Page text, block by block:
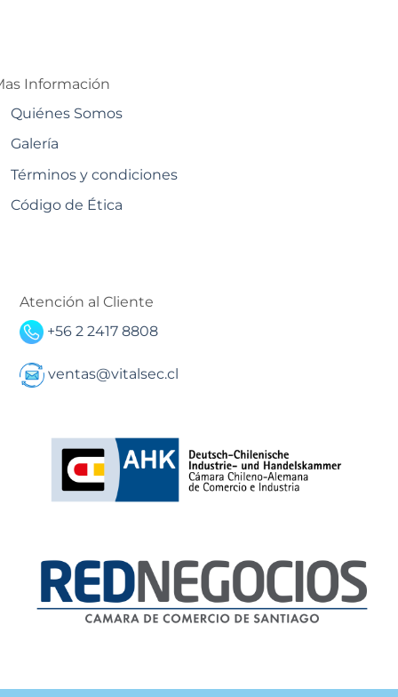
Información
Quiénes Somos
Galería
Términos y condiciones
Código de Ética
Atención al Cliente
+56 2 2417 8808
ventas@vitalsec.cl